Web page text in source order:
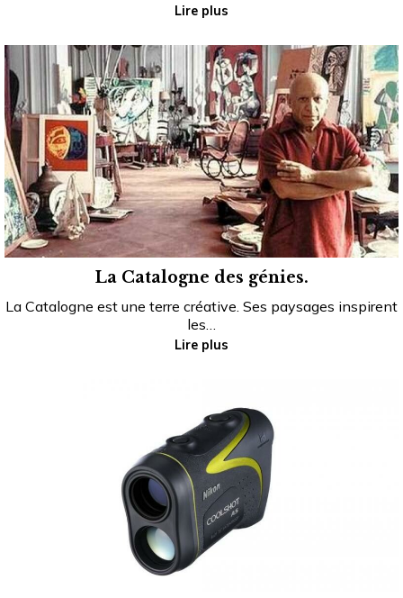
Lire plus
La Catalogne des génies.
La Catalogne est une terre créative. Ses paysages inspirent
les…
Lire plus